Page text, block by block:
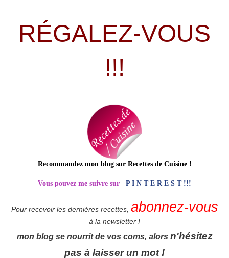
RÉGALEZ-VOUS
!!!
Recommandez mon blog sur Recettes de Cuisine!
Vous pouvez me suivre sur P I N T E R E S T !!!
Pour recevoir les dernières recettes, abonnez-vous
à la newsletter !
mon blog se nourrit de vos coms, alors n'hésitez
pas à laisser un mot !